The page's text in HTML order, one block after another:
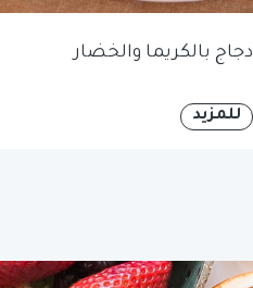
دجاج بالكريما والخضار
للمزيد